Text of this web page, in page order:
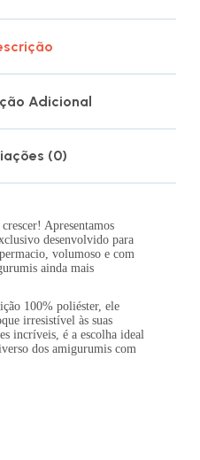
Adicional
(0)
Apresentamos
desenvolvido para
volumoso e com
ainda mais
100% poliéster, ele
irresistível às suas
incríveis, é a escolha ideal
dos amigurumis com